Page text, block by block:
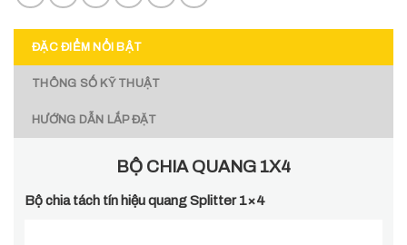
ĐẶC ĐIỂM NỔI BẬT
THÔNG SỐ KỸ THUẬT
HƯỚNG DẪN LẮP ĐẶT
BỘ CHIA QUANG 1X4
Bộ chia tách tín hiệu quang Splitter 1×4